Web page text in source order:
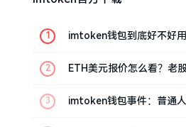
imtoken钱包到底好不好
ETH美元报价怎么看？老
imtoken钱包事件：普通人